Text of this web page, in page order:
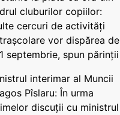
cluburilor copiilor:
cercuri de activități
vor dispărea de
septembrie, spun părinții
interimar al Muncii
Pîslaru: În urma
discuții cu ministrul